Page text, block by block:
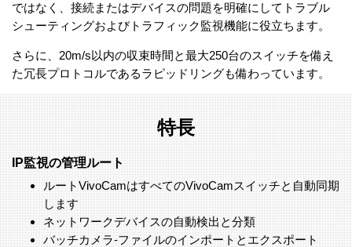
ではなく、接続またはデバイスの問題を明確にしてトラブル
シューティングおよびトラフィック監視機能に役立ちます。
さらに、20m/s以内の収束時間と最大250台のスイッチを備え
た冗長プロトコルであるラピッドリングも備わっています。
特長
IP監視の管理ルート
ルートVivoCamはすべてのVivoCamスイッチと自動同期
します
ネットワークデバイスの自動検出と分類
バッチカメラ-ファイルのインポートとエクスポート